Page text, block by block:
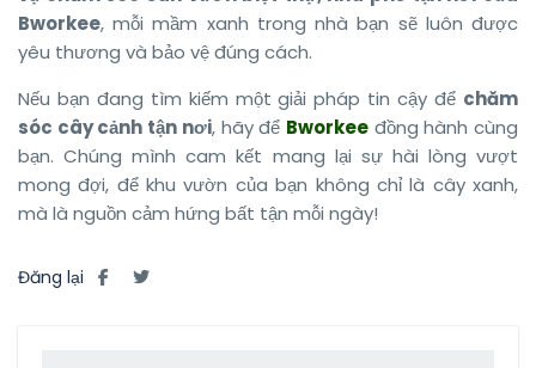
Bworkee, mỗi mầm xanh trong nhà bạn sẽ luôn được
yêu thương và bảo vệ đúng cách.
Nếu bạn đang tìm kiếm một giải pháp tin cậy để chăm
sóc cây cảnh tận nơi, hãy để Bworkeeđồng hành cùng
bạn. Chúng mình cam kết mang lại sự hài lòng vượt
mong đợi, để khu vườn của bạn không chỉ là cây xanh,
mà là nguồn cảm hứng bất tận mỗi ngày!
Đăng lại